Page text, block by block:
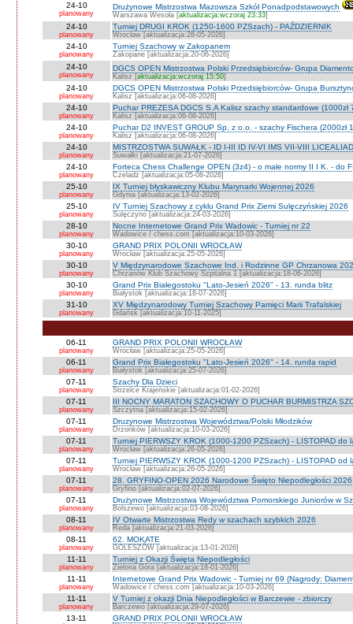
24-10
planowany
Drużynowe Mistrzostwa Mazowsza Szkół Ponadpodstawowych
Warszawa Wesoła [aktualizacja:wczoraj 23:33]
24-10
planowany
Turniej DRUGI KROK (1250-1600 PZSzach) - PAŹDZIERNIK
Wrocław [aktualizacja:28-05-2026]
24-10
planowany
Turniej Szachowy w Zakopanem
Zakopane [aktualizacja:20-06-2026]
24-10
planowany
DGCS OPEN Mistrzostwa Polski Przedsiębiorców- Grupa
Kalisz [aktualizacja:wczoraj 15:50]
24-10
planowany
DGCS OPEN Mistrzostwa Polski Przedsiębiorców- Grupa
Kalisz [aktualizacja:06-08-2026]
24-10
planowany
Puchar PREZESA DGCS S.A Kalisz szachy standardowe (1000zł
Kalisz [aktualizacja:06-08-2026]
24-10
planowany
Puchar D2 INVEST GROUP Sp. z o.o. - szachy Fischera (2000zł
Kalisz [aktualizacja:06-08-2026]
24-10
planowany
MISTRZOSTWA SUWAŁK - ID I-III ID IV-VI IMS VII-VIII
Suwałki [aktualizacja:21-07-2026]
24-10
planowany
Forteca Chess Challenge OPEN (3z4) - o małe normy II I K. - do
Czeladź [aktualizacja:05-08-2026]
25-10
planowany
IX Turniej błyskawiczny Klubu Marynarki Wojennej 2026
Gdynia [aktualizacja:13-02-2026]
25-10
planowany
IV Turniej Szachowy z cyklu Grand Prix Ziemi Sulęczyńskiej 2026
Sulęczyno [aktualizacja:24-03-2026]
28-10
planowany
Nocne Internetowe Grand Prix Wadowic - Turniej nr 22
Wadowice / chess.com [aktualizacja:10-03-2026]
30-10
planowany
GRAND PRIX POLONII WROCŁAW
Wrocław [aktualizacja:25-05-2026]
30-10
planowany
V Międzynarodowe Szachowe Ind. i Rodzinne GP Chrzanowa
Chrzanów Klub Szachowy Szpitalna 1 [aktualizacja:18-06-2026]
30-10
planowany
Grand Prix Białegostoku "Lato-Jesień 2026" - 13. runda blitz
Białystok [aktualizacja:18-07-2026]
31-10
planowany
XV Międzynarodowy Turniej Szachowy Pamięci Marii Trafalskiej
Gdańsk [aktualizacja:10-11-2025]
06-11
planowany
GRAND PRIX POLONII WROCŁAW
Wrocław [aktualizacja:25-05-2026]
06-11
planowany
Grand Prix Białegostoku "Lato-Jesień 2026" - 14. runda rapid
Białystok [aktualizacja:25-07-2026]
07-11
planowany
Szachy Dla Dzieci
Strzelce Krajeńskie [aktualizacja:01-02-2026]
07-11
planowany
III NOCNY MARATON SZACHOWY O PUCHAR BURMISTRZA
Szczytna [aktualizacja:15-02-2026]
07-11
planowany
Druzynowe Mistrzostwa Województwa/Polski Młodzików
Drzonków [aktualizacja:10-03-2026]
07-11
planowany
Turniej PIERWSZY KROK (1000-1200 PZSzach) - LISTOPAD do
Wrocław [aktualizacja:26-05-2026]
07-11
planowany
Turniej PIERWSZY KROK (1000-1200 PZSzach) - LISTOPAD od
Wrocław [aktualizacja:26-05-2026]
07-11
planowany
28. GRYFINO-OPEN 2026 Narodowe Święto Niepodległości 2026
Gryfino [aktualizacja:02-07-2026]
07-11
planowany
Drużynowe Mistrzostwa Województwa Pomorskiego Juniorów w
Bolszewo [aktualizacja:03-08-2026]
08-11
planowany
IV Otwarte Mistrzostwa Redy w szachach szybkich 2026
Reda [aktualizacja:21-03-2026]
08-11
planowany
62. MOKATE
GOLESZÓW [aktualizacja:13-01-2026]
11-11
planowany
Turniej z Okazji Święta Niepodległości
Zielona Góra [aktualizacja:18-01-2026]
11-11
planowany
Internetowe Grand Prix Wadowic - Turniej nr 69 (Nagrody:
Wadowice / chess.com [aktualizacja:10-03-2026]
11-11
planowany
V Turniej z okazji Dnia Niepodległości w Barczewie - zbiorczy
Barczewo [aktualizacja:29-07-2026]
13-11 GRAND PRIX POLONII WROCŁAW